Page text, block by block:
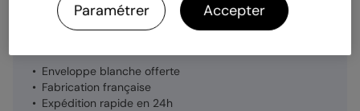
Enveloppe blanche offerte
Fabrication française
Expédition rapide en 24h
Paramétrer Accepter